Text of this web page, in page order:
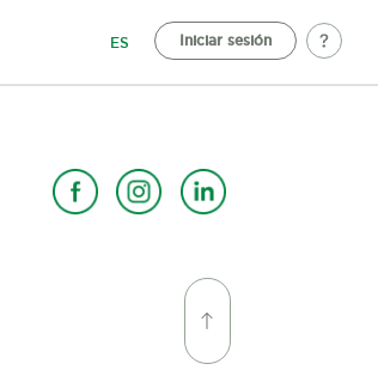
ES Iniciar sesión